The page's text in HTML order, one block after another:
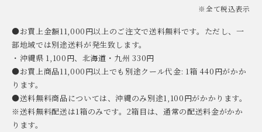
※全て税込表示
●お買上金額11,000円以上のご注文で送料無料です。ただし、一
部地域では別途送料が発生致します。
・沖縄県 1,100円、北海道・九州 330円
●お買上商品11,000円以上でも別途クール代金: 1箱 440円がかか
ります。
●送料無料商品については、沖縄のみ別途1,100円がかかります。
※送料無料配送は1箱のみです。2箱目は、通常の配送料金がかか
ります。